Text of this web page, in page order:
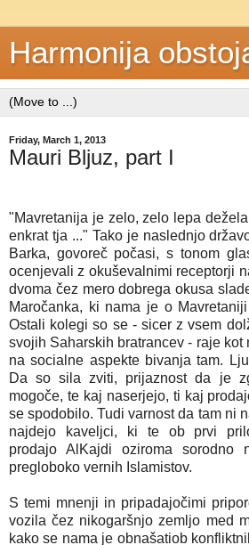
Harmonija
Friday, March 1, 2013
Mauri Bljuz, part I
"Mavretanija je zelo, zelo lepa
enkrat tja ..." Tako je naslednjo
Barka, govoreč počasi, s tonom
ocenjevali z okuševalnimi receptorji
dvoma čez mero dobrega okusa
Maročanka, ki nama je o
Ostali kolegi so se - sicer z vsem
svojih Saharskih bratrancev - raje kot
na socialne aspekte bivanja tam.
Da so sila zviti, prijaznost da je
mogoče, te kaj naserjejo, ti kaj
se spodobilo. Tudi varnost da tam ni
najdejo kaveljci, ki te ob prvi
prodajo AlKajdi oziroma sorodno
pregloboko vernih Islamistov.
S temi mnenji in pripadajočimi
vozila čez nikogaršnjo zemljo med
kako se nama je obnašatiob